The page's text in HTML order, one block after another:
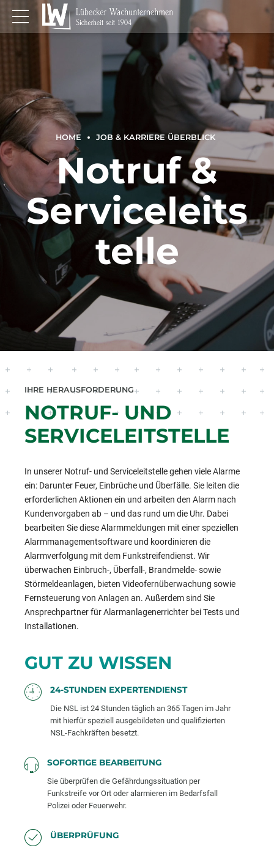
HOME JOB & KARRIERE ÜBERBLICK
Notruf &
Serviceleits
telle
IHRE HERAUSFORDERUNG
NOTRUF- UND
SERVICELEITSTELLE
In unserer Notruf- und Serviceleitstelle gehen viele Alarme
ein: Darunter Feuer, Einbrüche und Überfälle. Sie leiten die
erforderlichen Aktionen ein und arbeiten den Alarm nach
Kundenvorgaben ab – und das rund um die Uhr. Dabei
bearbeiten Sie diese Alarmmeldungen mit einer speziellen
Alarmmanagementsoftware und koordinieren die
Alarmverfolgung mit dem Funkstreifendienst. Wir
überwachen Einbruch-, Überfall-, Brandmelde- sowie
Störmeldeanlagen, bieten Videofernüberwachung sowie
Fernsteuerung von Anlagen an. Außerdem sind Sie
Ansprechpartner für Alarmanlagenerrichter bei Tests und
Installationen.
GUT ZU WISSEN
24-STUNDEN EXPERTENDIENST
Die NSL ist 24 Stunden täglich an 365 Tagen im Jahr
mit hierfür speziell ausgebildeten und qualifizierten
NSL-Fachkräften besetzt.
SOFORTIGE BEARBEITUNG
Sie überprüfen die Gefährdungssituation per
Funkstreife vor Ort oder alarmieren im Bedarfsfall
Polizei oder Feuerwehr.
ÜBERPRÜFUNG